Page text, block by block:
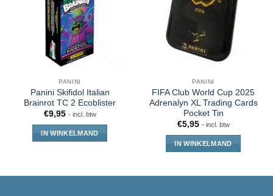
PANINI
Panini Skifidol Italian
Brainrot TC 2 Ecoblister
€9,95 - incl. btw
IN WINKELMAND
PANINI
FIFA Club World Cup 2025
Adrenalyn XL Trading Cards
Pocket Tin
€5,95 - incl. btw
IN WINKELMAND